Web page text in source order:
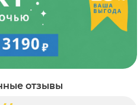
отзывы